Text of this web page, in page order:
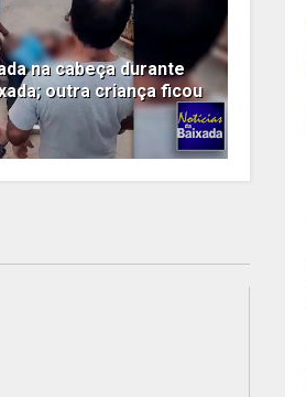
na cabeça durante
outra criança ficou